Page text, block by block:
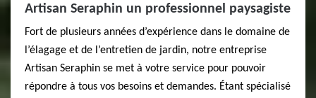
Artisan Seraphin un professionnel paysagiste
Fort de plusieurs années d’expérience dans le domaine de
l’élagage et de l’entretien de jardin, notre entreprise
Artisan Seraphin se met à votre service pour pouvoir
répondre à tous vos besoins et demandes. Étant spécialisé